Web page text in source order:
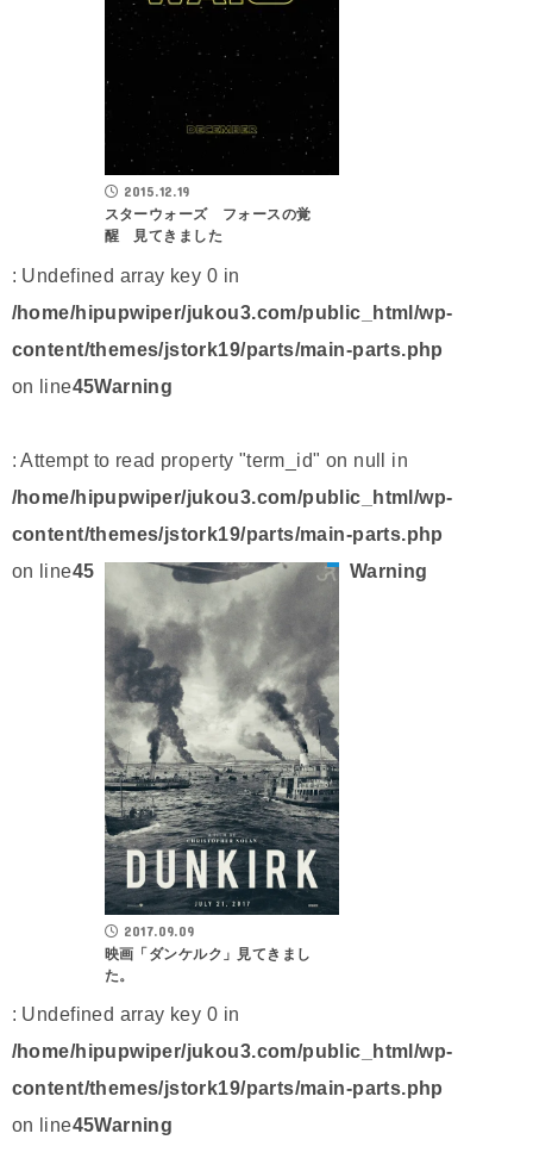
2015.12.19
スターウォーズ フォースの覚
醒 見てきました
: Undefined array key 0 in
/home/hipupwiper/jukou3.com/public_html/wp-
content/themes/jstork19/parts/main-parts.php
on line45Warning
: Attempt to read property "term_id" on null in
/home/hipupwiper/jukou3.com/public_html/wp-
content/themes/jstork19/parts/main-parts.php
on line45
2017.09.09
映画「ダンケルク」見てきまし
た。
Warning
: Undefined array key 0 in
/home/hipupwiper/jukou3.com/public_html/wp-
content/themes/jstork19/parts/main-parts.php
on line45Warning